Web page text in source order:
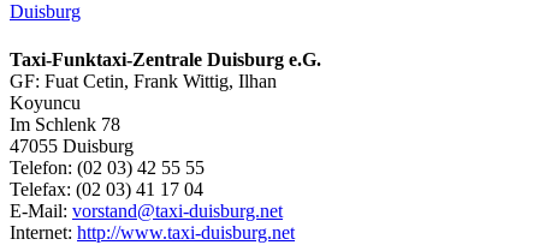
Duisburg
Taxi-Funktaxi-Zentrale Duisburg e.G.
GF: Fuat Cetin, Frank Wittig, Ilhan
Koyuncu
Im Schlenk 78
47055 Duisburg
Telefon: (02 03) 42 55 55
Telefax: (02 03) 41 17 04
E-Mail: vorstand@taxi-duisburg.net
Internet: http://www.taxi-duisburg.net